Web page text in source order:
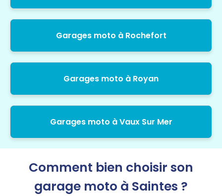
Garages moto à Rochefort
Garages moto à Royan
Garages moto à Vaux Sur Mer
Comment bien choisir son
garage moto à Saintes ?